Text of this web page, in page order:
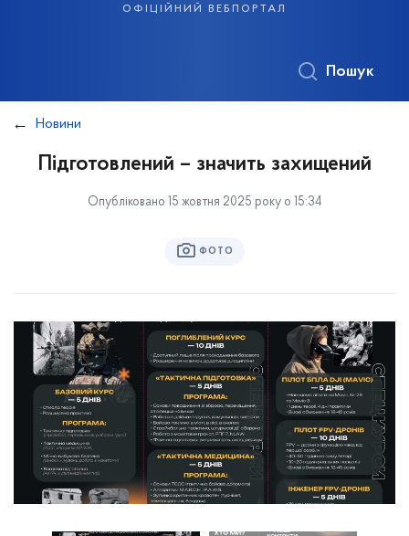
офіційний вебпортал
Пошук
Новини
Підготовлений – значить захищений
Опубліковано 15 жовтня 2025 року о 15:34
ФОТО